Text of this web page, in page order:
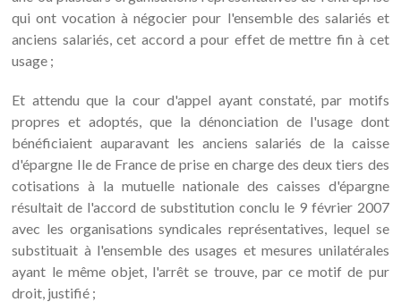
qui ont vocation à négocier pour l'ensemble des salariés et
anciens salariés, cet accord a pour effet de mettre fin à cet
usage ;
Et attendu que la cour d'appel ayant constaté, par motifs
propres et adoptés, que la dénonciation de l'usage dont
bénéficiaient auparavant les anciens salariés de la caisse
d'épargne Ile de France de prise en charge des deux tiers des
cotisations à la mutuelle nationale des caisses d'épargne
résultait de l'accord de substitution conclu le 9 février 2007
avec les organisations syndicales représentatives, lequel se
substituait à l'ensemble des usages et mesures unilatérales
ayant le même objet, l'arrêt se trouve, par ce motif de pur
droit, justifié ;